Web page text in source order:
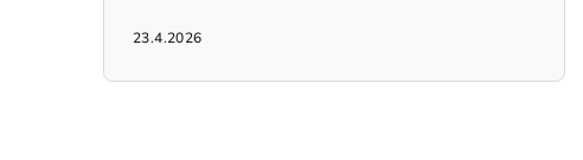
23.4.2026